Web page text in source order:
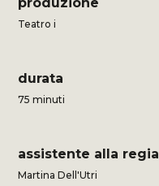
produzione
Teatro i
durata
75 minuti
assistente alla regia
Martina Dell'Utri